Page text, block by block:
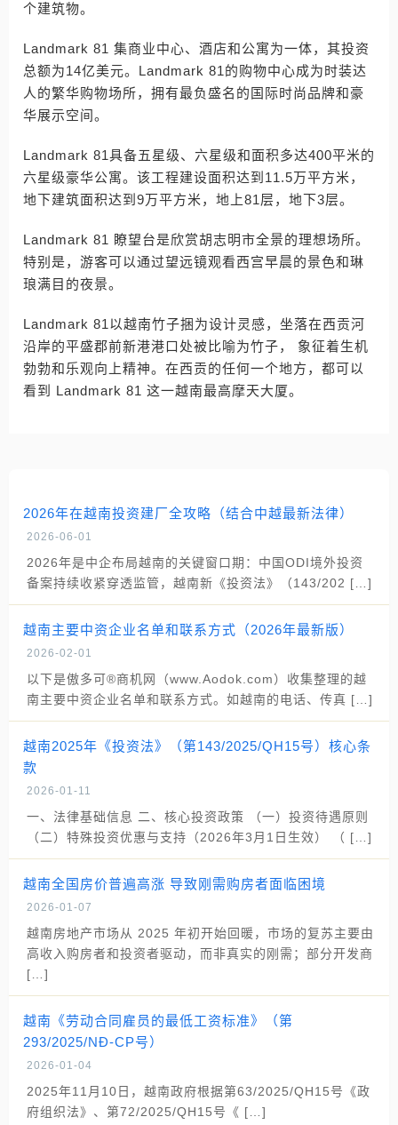
个建筑物。
Landmark 81 集商业中心、酒店和公寓为一体，其投资
总额为14亿美元。Landmark 81的购物中心成为时装达
人的繁华购物场所，拥有最负盛名的国际时尚品牌和豪
华展示空间。
Landmark 81具备五星级、六星级和面积多达400平米的
六星级豪华公寓。该工程建设面积达到11.5万平方米，
地下建筑面积达到9万平方米，地上81层，地下3层。
Landmark 81 瞭望台是欣赏胡志明市全景的理想场所。
特别是，游客可以通过望远镜观看西宫早晨的景色和琳
琅满目的夜景。
Landmark 81以越南竹子捆为设计灵感，坐落在西贡河
沿岸的平盛郡前新港港口处被比喻为竹子， 象征着生机
勃勃和乐观向上精神。在西贡的任何一个地方，都可以
看到 Landmark 81 这一越南最高摩天大厦。
2026年在越南投资建厂全攻略（结合中越最新法律）
2026-06-01
2026年是中企布局越南的关键窗口期：中国ODI境外投资
备案持续收紧穿透监管，越南新《投资法》（143/202 […]
越南主要中资企业名单和联系方式（2026年最新版）
2026-02-01
以下是傲多可®商机网（www.Aodok.com）收集整理的越
南主要中资企业名单和联系方式。如越南的电话、传真 […]
越南2025年《投资法》（第143/2025/QH15号）核心条
款
2026-01-11
一、法律基础信息 二、核心投资政策 （一）投资待遇原则
（二）特殊投资优惠与支持（2026年3月1日生效） （ […]
越南全国房价普遍高涨 导致刚需购房者面临困境
2026-01-07
越南房地产市场从 2025 年初开始回暖，市场的复苏主要由
高收入购房者和投资者驱动，而非真实的刚需；部分开发商
[…]
越南《劳动合同雇员的最低工资标准》（第
293/2025/NĐ-CP号）
2026-01-04
2025年11月10日，越南政府根据第63/2025/QH15号《政
府组织法》、第72/2025/QH15号《 […]